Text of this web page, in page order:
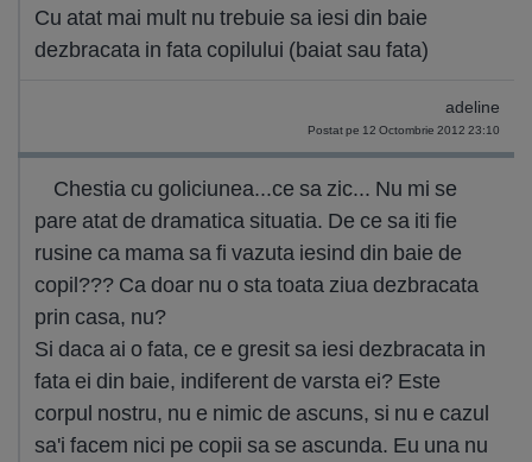
Cu atat mai mult nu trebuie sa iesi din baie
dezbracata in fata copilului (baiat sau fata)
adeline
Postat pe 12 Octombrie 2012 23:10
Chestia cu goliciunea...ce sa zic... Nu mi se
pare atat de dramatica situatia. De ce sa iti fie
rusine ca mama sa fi vazuta iesind din baie de
copil??? Ca doar nu o sta toata ziua dezbracata
prin casa, nu?
Si daca ai o fata, ce e gresit sa iesi dezbracata in
fata ei din baie, indiferent de varsta ei? Este
corpul nostru, nu e nimic de ascuns, si nu e cazul
sa'i facem nici pe copii sa se ascunda. Eu una nu